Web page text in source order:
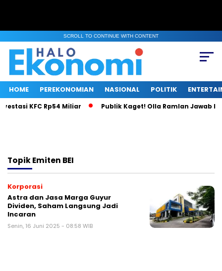
SCROLL TO CONTINUE WITH CONTENT
HOME PEREKONOMIAN NASIONAL POLITIK
KFC Rp54 Miliar Publik Kaget! Olla Ramlan Jawab
TopikEmiten BEI
Korporasi
Astra dan Jasa Marga Guyur
Dividen, Saham Langsung Jadi
Incaran
Senin, 16 Juni 2025 - 08:58 WIB